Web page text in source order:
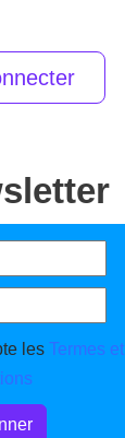
les Termes et